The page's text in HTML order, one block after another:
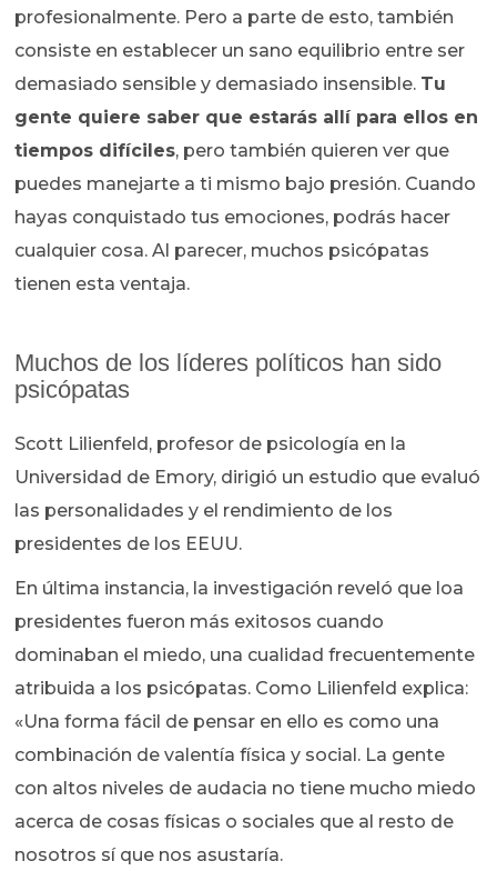
profesionalmente. Pero a parte de esto, también
consiste en establecer un sano equilibrio entre ser
demasiado sensible y demasiado insensible. Tu
gente quiere saber que estarás allí para ellos en
tiempos difíciles, pero también quieren ver que
puedes manejarte a ti mismo bajo presión. Cuando
hayas conquistado tus emociones, podrás hacer
cualquier cosa. Al parecer, muchos psicópatas
tienen esta ventaja.
Muchos de los líderes políticos han sido
psicópatas
Scott Lilienfeld, profesor de psicología en la
Universidad de Emory, dirigió un estudio que evaluó
las personalidades y el rendimiento de los
presidentes de los EEUU.
En última instancia, la investigación reveló que loa
presidentes fueron más exitosos cuando
dominaban el miedo, una cualidad frecuentemente
atribuida a los psicópatas. Como Lilienfeld explica:
«Una forma fácil de pensar en ello es como una
combinación de valentía física y social. La gente
con altos niveles de audacia no tiene mucho miedo
acerca de cosas físicas o sociales que al resto de
nosotros sí que nos asustaría.